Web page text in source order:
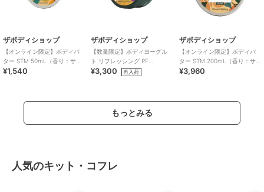
ザボディショップ
【オンライン限定】ボディバ
ター STM 50mL（香り：サツ
マ）
¥1,540
ザボディショップ
【数量限定】ボディヨーグル
ト リフレッシング PF
200mL（香り：パッションフ
¥3,300 再入荷
ザボディショップ
【オンライン限定】ボディバ
ター STM 200mL（香り：サ
ツマ）
¥3,960
もっとみる
人気のキット・コフレ